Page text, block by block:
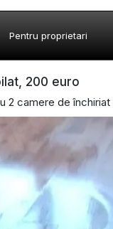
Pentru proprietari
200 euro
2 camere de închiriat